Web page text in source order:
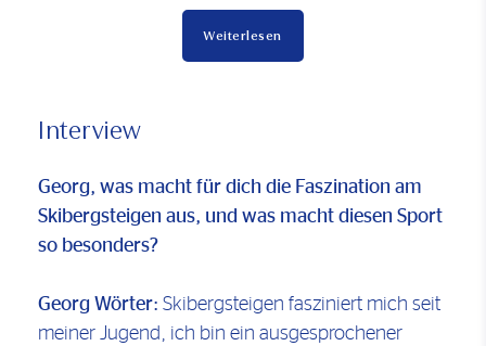
Weiterlesen
Interview
Georg, was macht für dich die Faszination am
Skibergsteigen aus, und was macht diesen Sport
so besonders?
Georg Wörter: Skibergsteigen fasziniert mich seit
meiner Jugend, ich bin ein ausgesprochener